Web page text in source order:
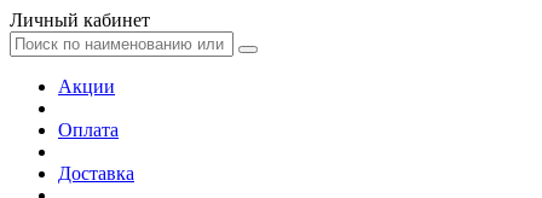
Личный кабинет
Акции
Оплата
Доставка